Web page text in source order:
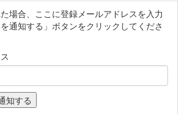
場合、ここに登録メールアドレスを入力
通知する」ボタンをクリックしてくださ